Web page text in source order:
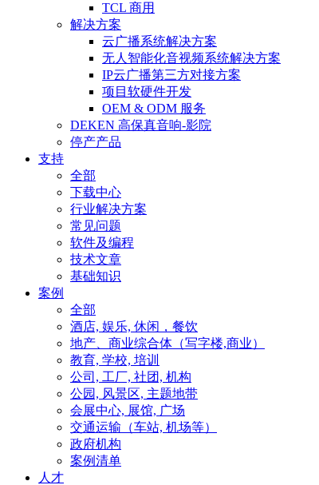
TCL 商用
解决方案
云广播系统解决方案
无人智能化音视频系统解决方案
IP云广播第三方对接方案
项目软硬件开发
OEM & ODM 服务
DEKEN 高保真音响-影院
停产产品
支持
全部
下载中心
行业解决方案
常见问题
软件及编程
技术文章
基础知识
案例
全部
酒店, 娱乐, 休闲，餐饮
地产、商业综合体（写字楼,商业）
教育, 学校, 培训
公司, 工厂, 社团, 机构
公园, 风景区, 主题地带
会展中心, 展馆, 广场
交通运输（车站, 机场等）
政府机构
案例清单
人才